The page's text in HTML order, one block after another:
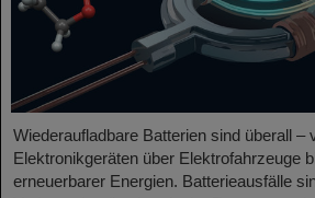
Wiederaufladbare Batterien sind überall –
Elektronikgeräten über Elektrofahrzeuge
erneuerbarer Energien. Batterieausfälle